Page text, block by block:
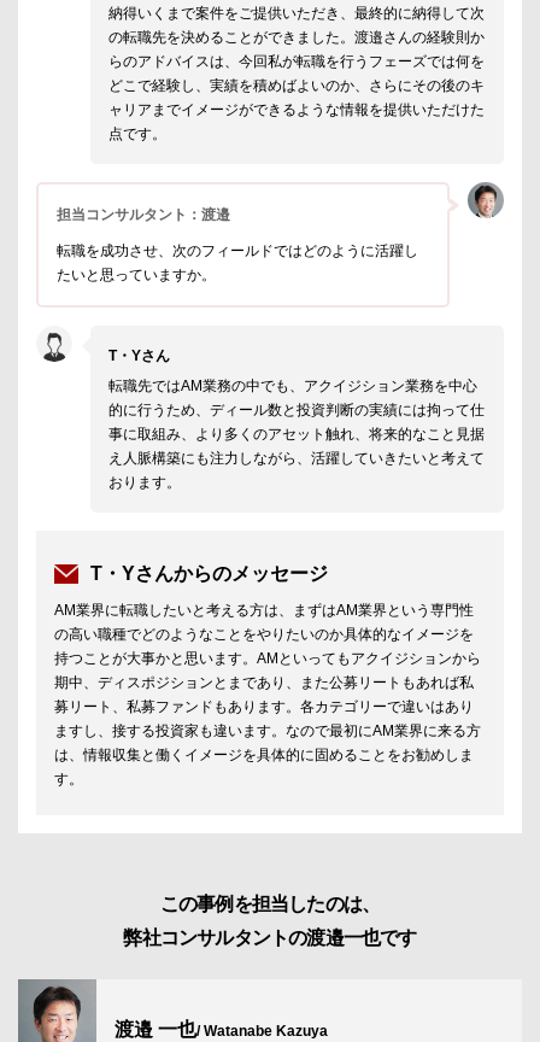
納得いくまで案件をご提供いただき、最終的に納得して次
の転職先を決めることができました。渡邉さんの経験則か
らのアドバイスは、今回私が転職を行うフェーズでは何を
どこで経験し、実績を積めばよいのか、さらにその後のキ
ャリアまでイメージができるような情報を提供いただけた
点です。
担当コンサルタント：渡邉
転職を成功させ、次のフィールドではどのように活躍し
たいと思っていますか。
T・Yさん
転職先ではAM業務の中でも、アクイジション業務を中心
的に行うため、ディール数と投資判断の実績には拘って仕
事に取組み、より多くのアセット触れ、将来的なこと見据
え人脈構築にも注力しながら、活躍していきたいと考えて
おります。
T・Yさんからのメッセージ
AM業界に転職したいと考える方は、まずはAM業界という専門性
の高い職種でどのようなことをやりたいのか具体的なイメージを
持つことが大事かと思います。AMといってもアクイジションから
期中、ディスポジションとまであり、また公募リートもあれば私
募リート、私募ファンドもあります。各カテゴリーで違いはあり
ますし、接する投資家も違います。なので最初にAM業界に来る方
は、情報収集と働くイメージを具体的に固めることをお勧めしま
す。
この事例を担当したのは、
弊社コンサルタントの渡邉一也です
渡邉 一也/ Watanabe Kazuya